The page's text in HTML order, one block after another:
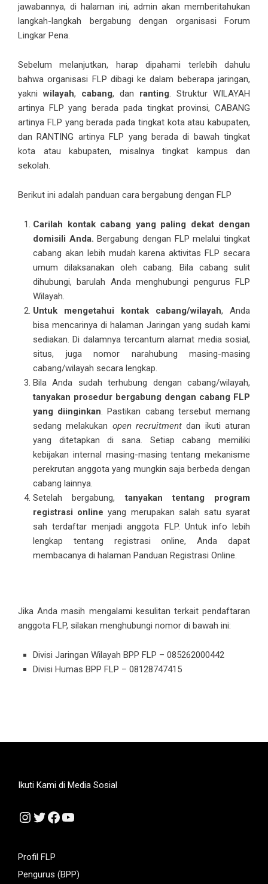
jawabannya, di halaman ini, admin akan memberitahukan
langkah-langkah bergabung dengan organisasi Forum
Lingkar Pena.
Sebelum melanjutkan, harap dipahami terlebih dahulu
bahwa organisasi FLP dibagi ke dalam beberapa jaringan,
yakniwilayah, cabang, dan ranting. Struktur WILAYAH
artinya FLP yang berada pada tingkat provinsi, CABANG
artinya FLP yang berada pada tingkat kota atau kabupaten,
dan RANTING artinya FLP yang berada di bawah tingkat
kota atau kabupaten, misalnya tingkat kampus dan
sekolah.
Berikut ini adalah panduan cara bergabung dengan FLP
Carilah kontak cabang yang paling dekat dengan
domisili Anda.Bergabung dengan FLP melalui tingkat
cabang akan lebih mudah karena aktivitas FLP secara
umum dilaksanakan oleh cabang. Bila cabang sulit
dihubungi, barulah Anda menghubungi pengurus FLP
Wilayah.
Untuk mengetahui kontak
cabang/wilayah, Anda
bisa mencarinya di halaman Jaringan yang sudah kami
sediakan. Di dalamnya tercantum alamat media sosial,
situs, juga nomor narahubung masing-masing
cabang/wilayah secara lengkap.
Bila Anda sudah terhubung dengan cabang/wilayah,
tanyakan prosedur bergabung dengan cabang FLP
yang diinginkan. Pastikan cabang tersebut memang
sedang melakukan open recruitment dan ikuti aturan
yang ditetapkan di sana. Setiap cabang memiliki
kebijakan internal masing-masing tentang mekanisme
perekrutan anggota yang mungkin saja berbeda dengan
cabang lainnya.
Setelah bergabung,tanyakan tentang program
registrasi online yang merupakan salah satu syarat
sah terdaftar menjadi anggota FLP. Untuk info lebih
lengkap tentang registrasi online, Anda dapat
membacanya di halaman Panduan Registrasi Online.
Jika Anda masih mengalami kesulitan terkait pendaftaran
anggota FLP, silakan menghubungi nomor di bawah ini:
Divisi Jaringan Wilayah BPP FLP – 085262000442
Divisi Humas BPP FLP – 08128747415
Ikuti Kami di Media Sosial
Instagram
Twitter
Facebook
YouTube
Profil FLP
Pengurus (BPP)